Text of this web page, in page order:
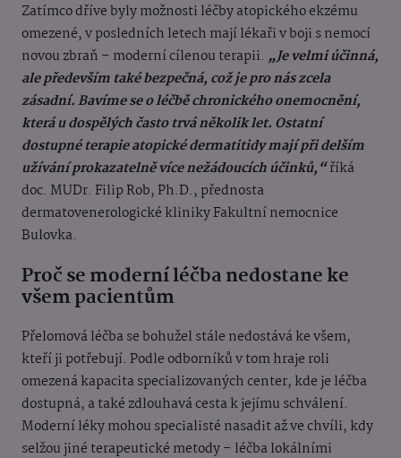
Zatímco dříve byly možnosti léčby atopického ekzému
omezené, v posledních letech mají lékaři v boji s nemocí
novou zbraň – moderní cílenou terapii. „Je velmi účinná,
ale především také bezpečná, což je pro nás zcela
zásadní. Bavíme se o léčbě chronického onemocnění,
která u dospělých často trvá několik let. Ostatní
dostupné terapie atopické dermatitidy mají při delším
užívání prokazatelně více nežádoucích účinků,“říká
doc. MUDr. Filip Rob, Ph.D., přednosta
dermatovenerologické kliniky Fakultní nemocnice
Bulovka.
Proč se moderní léčba nedostane ke
všem pacientům
Přelomová léčba se bohužel stále nedostává ke všem,
kteří ji potřebují. Podle odborníků v tom hraje roli
omezená kapacita specializovaných center, kde je léčba
dostupná, a také zdlouhavá cesta k jejímu schválení.
Moderní léky mohou specialisté nasadit až ve chvíli, kdy
selžou jiné terapeutické metody – léčba lokálními